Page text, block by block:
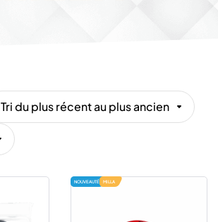
Tri du plus récent au plus ancien
NOUVEAUTÉ MILLA